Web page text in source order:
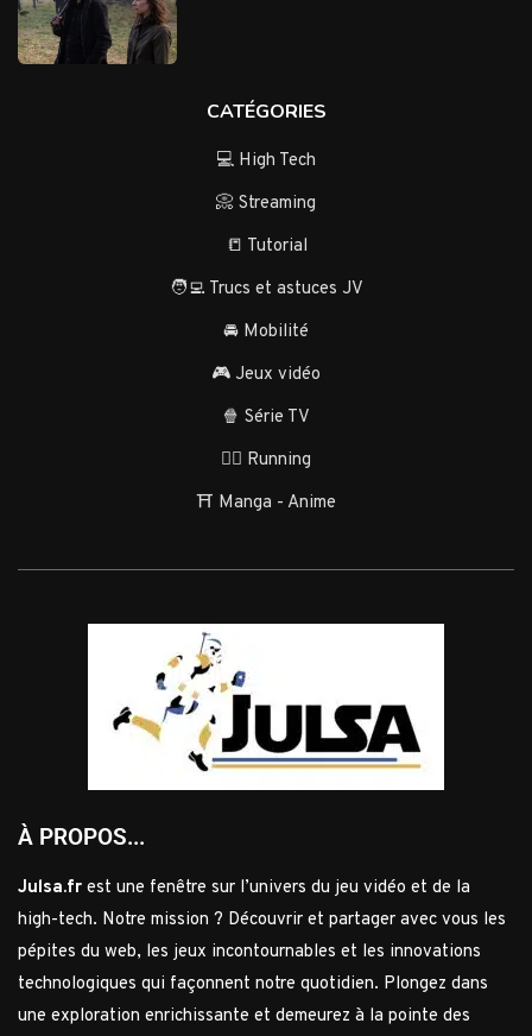
CATÉGORIES
💻 High Tech
📀 Streaming
📒 Tutorial
🧑‍💻 Trucs et astuces JV
🚘 Mobilité
🎮 Jeux vidéo
🍿 Série TV
🏃‍♂️ Running
⛩️ Manga - Anime
À PROPOS...
Julsa.fr est une fenêtre sur l’univers du jeu vidéo et de la
high-tech. Notre mission ? Découvrir et partager avec vous les
pépites du web, les jeux incontournables et les innovations
technologiques qui façonnent notre quotidien. Plongez dans
une exploration enrichissante et demeurez à la pointe des